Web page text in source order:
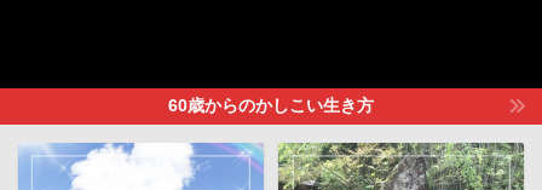
60歳からのかしこい生き方